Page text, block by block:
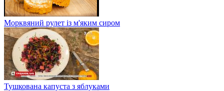
Морквяний рулет із м'яким сиром
Тушкована капуста з яблуками